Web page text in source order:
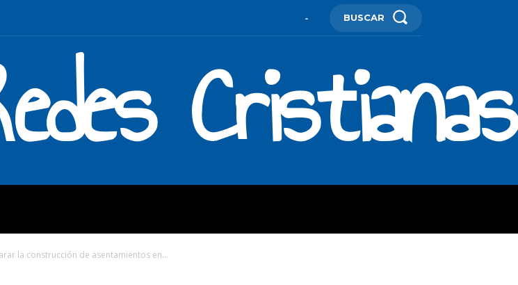
- BUSCAR
Cristianas
la construcción de asentamientos en...